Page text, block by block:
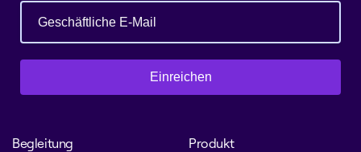
Einreichen
Begleitung Produkt